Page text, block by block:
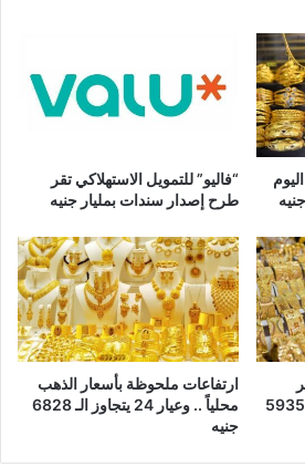
“فاليو” للتمويل الاستهلاكي تقر
طرح إصدار سندات بمليار جنيه
بتعاملات اليوم وعياء 21 عند 5935
ارتفاعات ملحوظة بأسعار الذهب
محلياً .. وعيار 24 يتجاوز الـ 6828
جنيه